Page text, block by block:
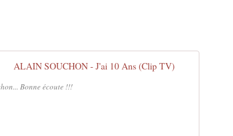
ALAIN SOUCHON - J'ai 10 Ans (Clip TV)
Bonne écoute !!!